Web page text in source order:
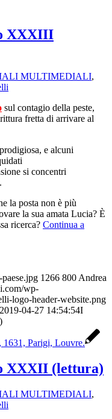
XXXIII
MULTIMEDIALI,
sul contagio della peste,
fretta di arrivare al
e alcuni
si concentri
la posta non è più
la sua amata Lucia? È
ricerca? Continua a
1266 800 Andrea
wp-
logo-header-website.png
2019-04-27 14:54:54I
XXXII (lettura)
MULTIMEDIALI,